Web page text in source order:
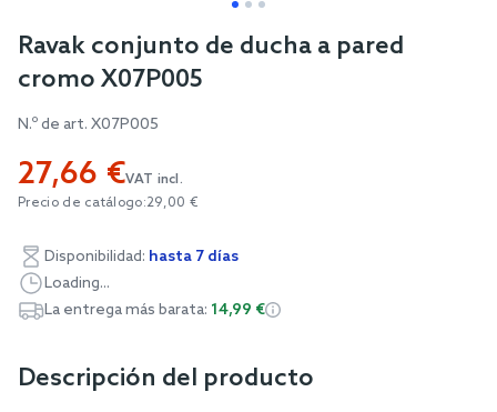
Skip
beginning
the
images
Ravak conjunto de ducha a pared
cromo X07P005
N.º de art. X07P005
27,66 €VAT incl.
Precio de catálogo:29,00 €
Disponibilidad: hasta 7 días
Loading...
La entrega más barata: 14,99 €
Descripción del producto